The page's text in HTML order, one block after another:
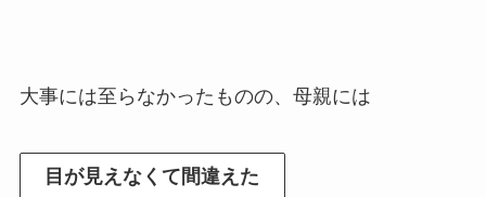
大事には至らなかったものの、母親には
目が見えなくて間違えた